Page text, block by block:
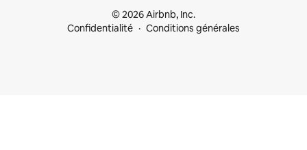
© 2026 Airbnb, Inc.
Confidentialité
Conditions générales